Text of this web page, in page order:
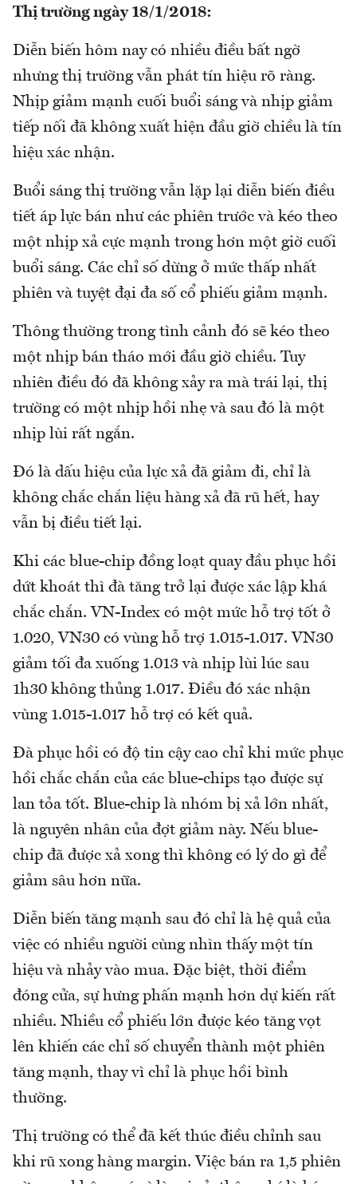
Thị trường ngày 18/1/2018:
Diễn biến hôm nay có nhiều điều bất ngờ
nhưng thị trường vẫn phát tín hiệu rõ ràng.
Nhịp giảm mạnh cuối buổi sáng và nhịp giảm
tiếp nối đã không xuất hiện đầu giờ chiều là tín
hiệu xác nhận.
Buổi sáng thị trường vẫn lặp lại diễn biến điều
tiết áp lực bán như các phiên trước và kéo theo
một nhịp xả cực mạnh trong hơn một giờ cuối
buổi sáng. Các chỉ số dừng ở mức thấp nhất
phiên và tuyệt đại đa số cổ phiếu giảm mạnh.
Thông thường trong tình cảnh đó sẽ kéo theo
một nhịp bán tháo mới đầu giờ chiều. Tuy
nhiên điều đó đã không xảy ra mà trái lại, thị
trường có một nhịp hồi nhẹ và sau đó là một
nhịp lùi rất ngắn.
Đó là dấu hiệu của lực xả đã giảm đi, chỉ là
không chắc chắn liệu hàng xả đã rũ hết, hay
vẫn bị điều tiết lại.
Khi các blue-chip đồng loạt quay đầu phục hồi
dứt khoát thì đà tăng trở lại được xác lập khá
chắc chắn. VN-Index có một mức hỗ trợ tốt ở
1.020, VN30 có vùng hỗ trợ 1.015-1.017. VN30
giảm tối đa xuống 1.013 và nhịp lùi lúc sau
1h30 không thủng 1.017. Điều đó xác nhận
vùng 1.015-1.017 hỗ trợ có kết quả.
Đà phục hồi có độ tin cậy cao chỉ khi mức phục
hồi chắc chắn của các blue-chips tạo được sự
lan tỏa tốt. Blue-chip là nhóm bị xả lớn nhất,
là nguyên nhân của đợt giảm này. Nếu blue-
chip đã được xả xong thì không có lý do gì để
giảm sâu hơn nữa.
Diễn biến tăng mạnh sau đó chỉ là hệ quả của
việc có nhiều người cùng nhìn thấy một tín
hiệu và nhảy vào mua. Đặc biệt, thời điểm
đóng cửa, sự hưng phấn mạnh hơn dự kiến rất
nhiều. Nhiều cổ phiếu lớn được kéo tăng vọt
lên khiến các chỉ số chuyển thành một phiên
tăng mạnh, thay vì chỉ là phục hồi bình
thường.
Thị trường có thể đã kết thúc điều chỉnh sau
khi rũ xong hàng margin. Việc bán ra 1,5 phiên